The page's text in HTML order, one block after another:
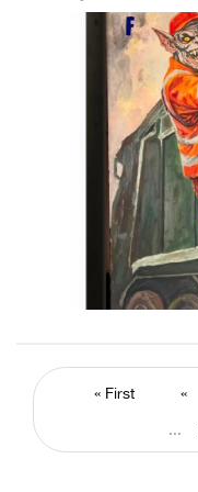
« First «
...